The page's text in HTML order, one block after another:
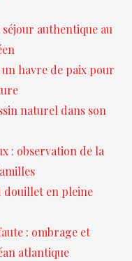
authentique au
havre de paix pour
naturel dans son
: observation de la
douillet en pleine
: ombrage et
atlantique